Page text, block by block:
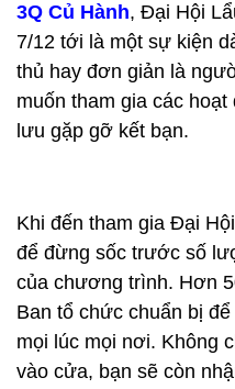
3Q Củ Hành, Đại Hội
7/12 tới là một sự kiện
thủ hay đơn giản là
muốn tham gia các
lưu gặp gỡ kết bạn.
Khi đến tham gia Đại
để đừng sốc trước số
của chương trình. Hơn
Ban tổ chức chuẩn bị
mọi lúc mọi nơi. Không
vào cửa, bạn sẽ còn